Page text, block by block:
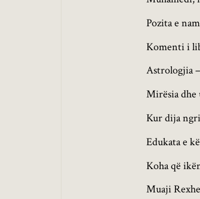
Pozita e
Komenti i
Astrologjia
Mirësia dhe
Kur dija
Edukata e
Koha që
Muaji